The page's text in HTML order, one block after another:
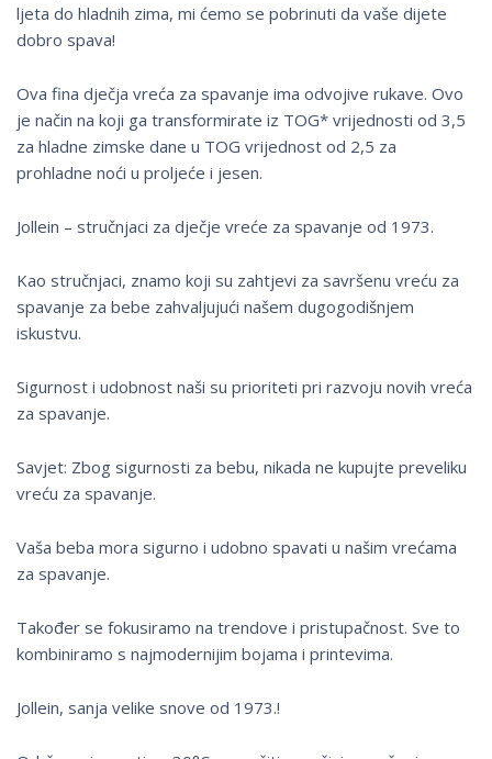
ljeta do hladnih zima, mi ćemo se pobrinuti da vaše dijete
dobro spava!
Ova fina dječja vreća za spavanje ima odvojive rukave. Ovo
je način na koji ga transformirate iz TOG* vrijednosti od 3,5
za hladne zimske dane u TOG vrijednost od 2,5 za
prohladne noći u proljeće i jesen.
Jollein – stručnjaci za dječje vreće za spavanje od 1973.
Kao stručnjaci, znamo koji su zahtjevi za savršenu vreću za
spavanje za bebe zahvaljujući našem dugogodišnjem
iskustvu.
Sigurnost i udobnost naši su prioriteti pri razvoju novih vreća
za spavanje.
Savjet: Zbog sigurnosti za bebu, nikada ne kupujte preveliku
vreću za spavanje.
Vaša beba mora sigurno i udobno spavati u našim vrećama
za spavanje.
Također se fokusiramo na trendove i pristupačnost. Sve to
kombiniramo s najmodernijim bojama i printevima.
Jollein, sanja velike snove od 1973.!